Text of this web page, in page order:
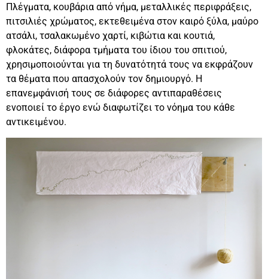
Πλέγματα, κουβάρια από νήμα, μεταλλικές περιφράξεις,
πιτσιλιές χρώματος, εκτεθειμένα στον καιρό ξύλα, μαύρο
ατσάλι, τσαλακωμένο χαρτί, κιβώτια και κουτιά,
φλοκάτες, διάφορα τμήματα του ίδιου του σπιτιού,
χρησιμοποιούνται για τη δυνατότητά τους να εκφράζουν
τα θέματα που απασχολούν τον δημιουργό. Η
επανεμφάνισή τους σε διάφορες αντιπαραθέσεις
ενοποιεί το έργο ενώ διαφωτίζει το νόημα του κάθε
αντικειμένου.